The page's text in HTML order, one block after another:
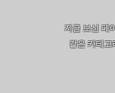
지금 보신 페
같은 카테고